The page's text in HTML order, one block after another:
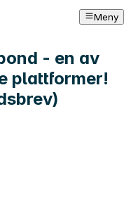
Meny
- en av
plattformer!